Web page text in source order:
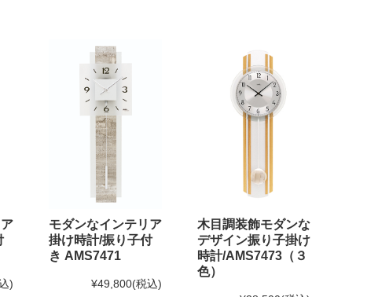
)
モダンなインテリア
掛け時計/振り子付
き AMS7471
¥49,800(税込)
木目調装飾モダンな
デザイン振り子掛け
時計/AMS7473（３
色）